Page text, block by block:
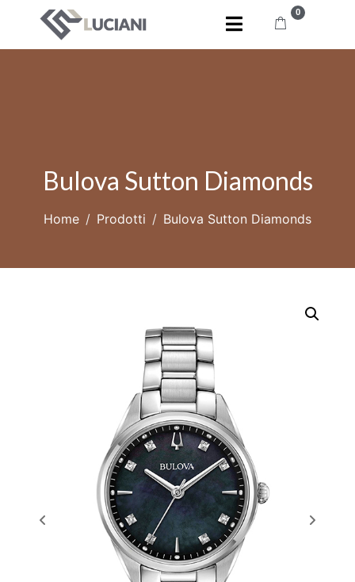
0
Bulova Sutton Diamonds
Home Prodotti Bulova Sutton Diamonds